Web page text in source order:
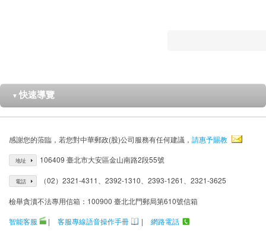
▼ 快速導覽
感謝您的蒞臨，若您對中華郵政(股)公司服務有任何建議， 請惠予賜教
地址 106409 臺北市大安區金山南路2段55號
電話 （02）2321-4311、2392-1310、2393-1261、2321-3625
檢舉貪瀆不法專用信箱：100900 臺北北門郵局第610號信箱
智能客服
| 客服專線語音操作手冊 | 網路電話